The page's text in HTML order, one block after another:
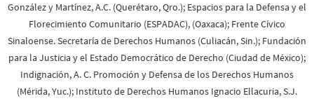
González y Martínez, A.C. (Querétaro, Qro.); Espacios para la Defensa y el
Florecimiento Comunitario (ESPADAC), (Oaxaca); Frente Cívico
Sinaloense. Secretaría de Derechos Humanos (Culiacán, Sin.); Fundación
para la Justicia y el Estado Democrático de Derecho (Ciudad de México);
Indignación, A. C. Promoción y Defensa de los Derechos Humanos
(Mérida, Yuc.); Instituto de Derechos Humanos Ignacio Ellacuria, S.J.